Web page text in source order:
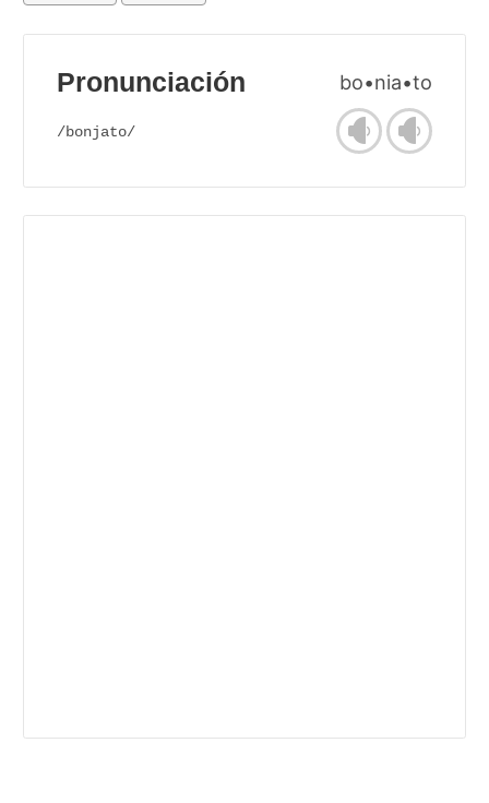
Pronunciación bo•nia•to
/bonjato/